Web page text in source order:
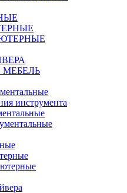
инструмента